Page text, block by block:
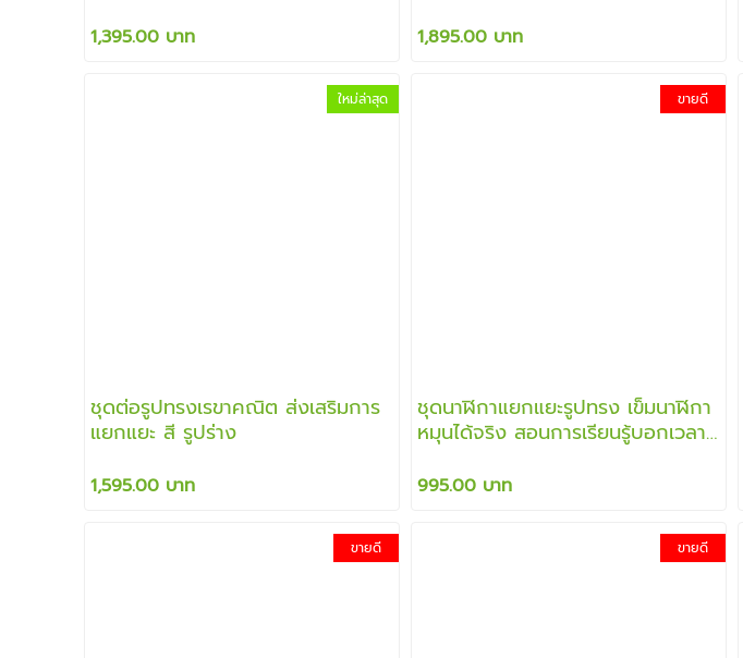
บังคับมือได้เป็นอย่างดี
1,395.00 บาท 1,895.00 บาท
ใหม่ล่าสุด
ชุดต่อรูปทรงเรขาคณิต ส่งเสริมการ
แยกแยะ สี รูปร่าง
1,595.00 บาท
ขายดี
ชุดนาฬิกาแยกแยะรูปทรง เข็มนาฬิกา
หมุนได้จริง สอนการเรียนรู้บอกเวลา
995.00 บาท
ขายดี ขายดี